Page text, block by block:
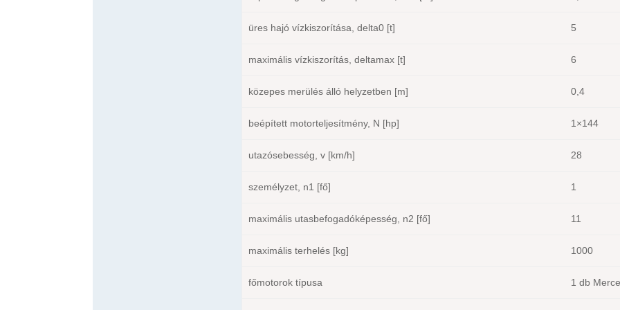
üres hajó vízkiszorítása, delta0 [t] 5
maximális vízkiszorítás, deltamax [t] 6
közepes merülés álló helyzetben [m] 0,4
beépített motorteljesítmény, N [hp] 1×144
utazósebesség, v [km/h] 28
személyzet, n1 [fő] 1
maximális utasbefogadóképesség, n2 [fő] 11
maximális terhelés [kg] 1000
főmotorok típusa 1 db